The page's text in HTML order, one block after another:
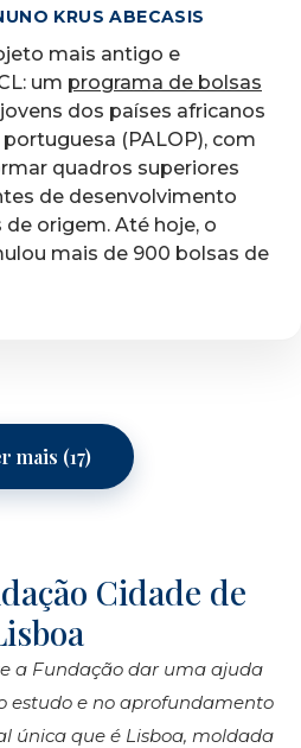
KRUS ABECASIS
mais antigo e
um programa de bolsas
dos países africanos
(PALOP), com
quadros superiores
de desenvolvimento
de origem. Até hoje, o
mais de 900 bolsas de
Ver mais (17)
Cidade de
a Fundação dar uma ajuda
estudo e no aprofundamento
única que é Lisboa, moldada